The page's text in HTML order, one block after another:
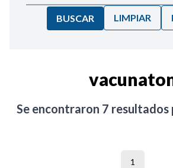
BUSCAR LIMPIAR
Se encontraron 7 resultados
1